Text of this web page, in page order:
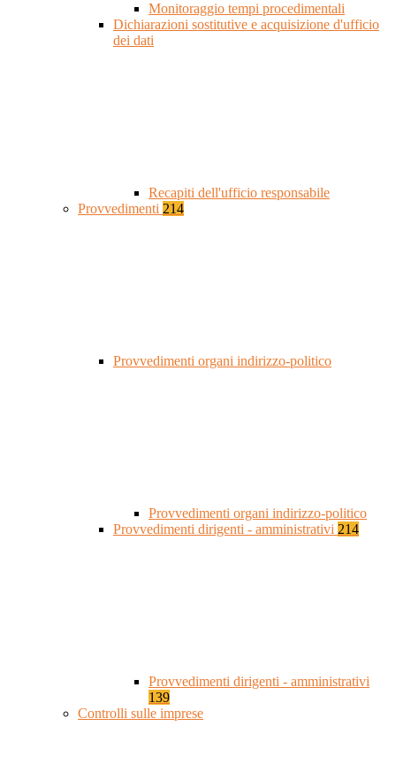
Monitoraggio tempi procedimentali
Dichiarazioni sostitutive e acquisizione d'ufficio
dei dati
Recapiti dell'ufficio responsabile
Provvedimenti 214
Provvedimenti organi indirizzo-politico
Provvedimenti organi indirizzo-politico
Provvedimenti dirigenti - amministrativi 214
Provvedimenti dirigenti - amministrativi
139
Controlli sulle imprese